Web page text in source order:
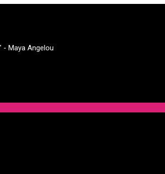
- Maya Angelou